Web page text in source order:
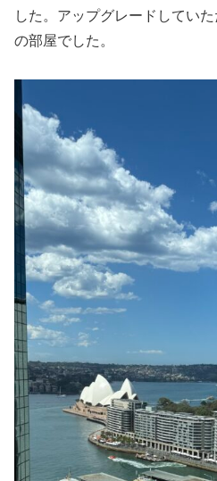
した。アップグレードしてい
の部屋でした。